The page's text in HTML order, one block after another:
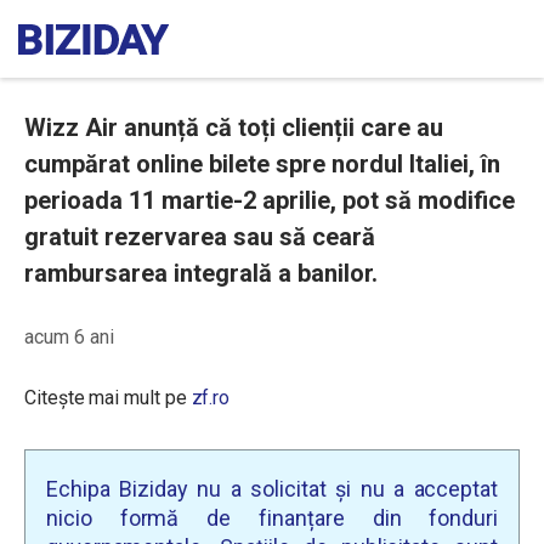
Wizz Air anunță că toți clienții care au
cumpărat online bilete spre nordul Italiei, în
perioada 11 martie-2 aprilie, pot să modifice
gratuit rezervarea sau să ceară
rambursarea integrală a banilor.
acum 6 ani
Citește mai mult pe zf.ro
Echipa Biziday nu a solicitat și nu a acceptat
nicio formă de finanțare din fonduri